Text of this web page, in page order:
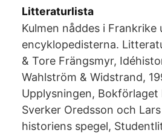
Litteraturlista
Kulmen nåddes i Frankrike
encyklopedisterna.
& Tore Frängsmyr,
Wahlström & Widstrand,
Upplysningen, Bokförlaget
Sverker Oredsson och
historiens spegel,